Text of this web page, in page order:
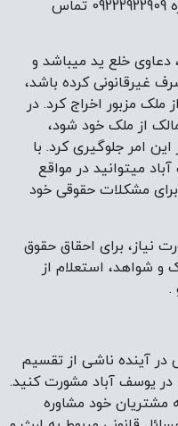
بیشتر و مشاوره با مستر داد با شماره 09222922909 تماس
دعاوی خلع ید میباشد و
غیرقانونی کرده باشد،
ملک مزبور اخراج کرد. در
از ملک خود شود،
امر جلوگیری کرد. با
میتوانید در مواقع
مشکلات حقوقی خود
نیاز، برای احقاق حقوق
و شواهد، استعلام از
.
در آینده ناشی از تقسیم
در یوسف آباد مشورت کنید.
مشتریان خود مشاوره